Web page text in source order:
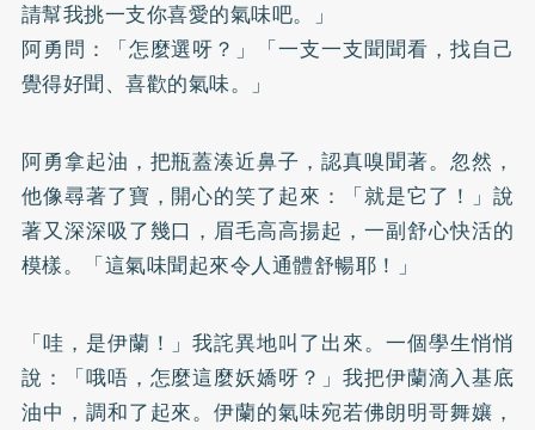
請幫我挑一支你喜愛的氣味吧。」
阿勇問：「怎麼選呀？」「一支一支聞聞看，找自己
覺得好聞、喜歡的氣味。」
阿勇拿起油，把瓶蓋湊近鼻子，認真嗅聞著。忽然，
他像尋著了寶，開心的笑了起來：「就是它了！」說
著又深深吸了幾口，眉毛高高揚起，一副舒心快活的
模樣。「這氣味聞起來令人通體舒暢耶！」
「哇，是伊蘭！」我詫異地叫了出來。一個學生悄悄
說：「哦唔，怎麼這麼妖嬌呀？」我把伊蘭滴入基底
油中，調和了起來。伊蘭的氣味宛若佛朗明哥舞孃，